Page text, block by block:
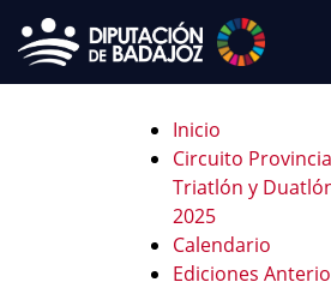
Inicio
Circuito
Triatlón y
2025
Calendario
Ediciones